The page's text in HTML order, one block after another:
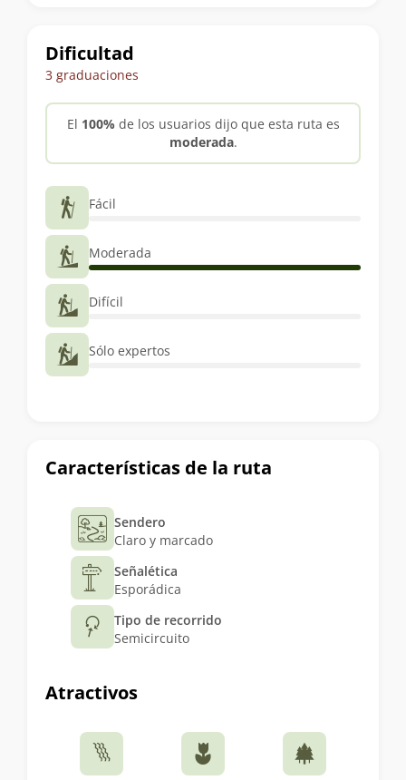
Características de la ruta
Sendero
Claro y marcado
Señalética
Esporádica
Tipo de recorrido
Semicircuito
Atractivos
Dificultad
3 graduaciones
El 100% de los usuarios dijo que esta ruta es
moderada.
Fácil
Moderada
Difícil
Sólo expertos